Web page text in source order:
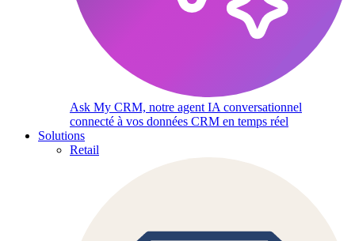
Ask My CRM, notre agent IA conversationnel
connecté à vos données CRM en temps réel
Solutions
Retail